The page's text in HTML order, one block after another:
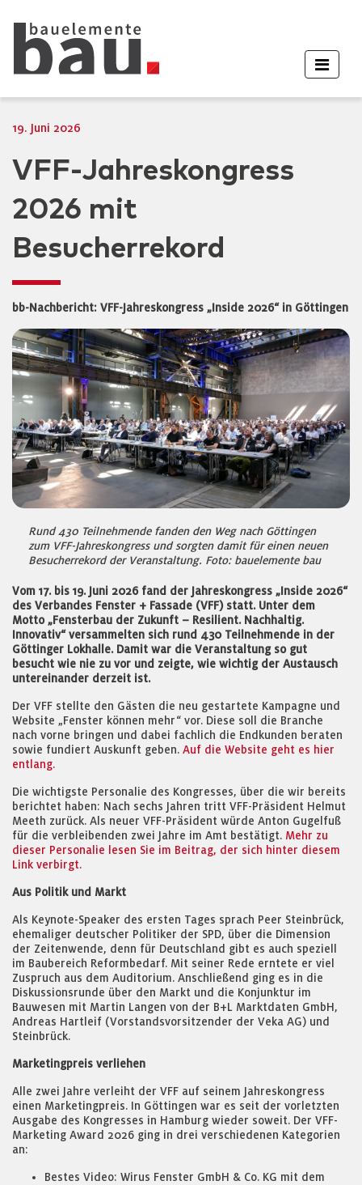
19. Juni 2026
VFF-Jahreskongress
2026 mit
Besucherrekord
bb-Nachbericht: VFF-Jahreskongress „Inside 2026“ in Göttingen
Rund 430 Teilnehmende fanden den Weg nach Göttingen
zum VFF-Jahreskongress und sorgten damit für einen neuen
Besucherrekord der Veranstaltung. Foto: bauelemente bau
Vom 17. bis 19. Juni 2026 fand der Jahreskongress „Inside 2026“
des Verbandes Fenster + Fassade (VFF) statt. Unter dem
Motto „Fensterbau der Zukunft – Resilient. Nachhaltig.
Innovativ“ versammelten sich rund 430 Teilnehmende in der
Göttinger Lokhalle. Damit war die Veranstaltung so gut
besucht wie nie zu vor und zeigte, wie wichtig der Austausch
untereinander derzeit ist.
Der VFF stellte den Gästen die neu gestartete Kampagne und
Website „Fenster können mehr“ vor. Diese soll die Branche
nach vorne bringen und dabei fachlich die Endkunden beraten
sowie fundiert Auskunft geben. Auf die Website geht es hier
entlang.
Die wichtigste Personalie des Kongresses, über die wir bereits
berichtet haben: Nach sechs Jahren tritt VFF-Präsident Helmut
Meeth zurück. Als neuer VFF-Präsident würde Anton Gugelfuß
für die verbleibenden zwei Jahre im Amt bestätigt. Mehr zu
dieser Personalie lesen Sie im Beitrag, der sich hinter diesem
Link verbirgt.
Aus Politik und Markt
Als Keynote-Speaker des ersten Tages sprach Peer Steinbrück,
ehemaliger deutscher Politiker der SPD, über die Dimension
der Zeitenwende, denn für Deutschland gibt es auch speziell
im Baubereich Reformbedarf. Mit seiner Rede erntete er viel
Zuspruch aus dem Auditorium. Anschließend ging es in die
Diskussionsrunde über den Markt und die Konjunktur im
Bauwesen mit Martin Langen von der B+L Marktdaten GmbH,
Andreas Hartleif (Vorstandsvorsitzender der Veka AG) und
Steinbrück.
Marketingpreis verliehen
Alle zwei Jahre verleiht der VFF auf seinem Jahreskongress
einen Marketingpreis. In Göttingen war es seit der vorletzten
Ausgabe des Kongresses in Hamburg wieder soweit. Der VFF-
Marketing Award 2026 ging in drei verschiedenen Kategorien
an:
Bestes Video: Wirus Fenster GmbH & Co. KG mit dem